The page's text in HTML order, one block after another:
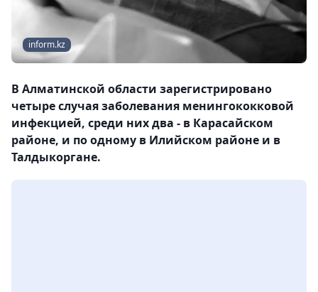
inform.kz
В Алматинской области зарегистрировано
четыре случая заболевания менингококковой
инфекцией, среди них два - в Карасайском
районе, и по одному в Илийском районе и в
Талдыкоргане.